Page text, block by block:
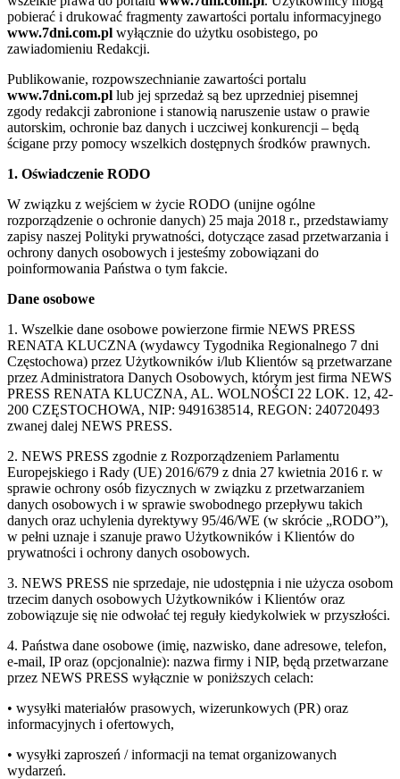
pobierać i drukować fragmenty zawartości portalu informacyjnego
www.7dni.com.pl wyłącznie do użytku osobistego, po
zawiadomieniu Redakcji.
Publikowanie, rozpowszechnianie zawartości portalu
www.7dni.com.pl lub jej sprzedaż są bez uprzedniej pisemnej
zgody redakcji zabronione i stanowią naruszenie ustaw o prawie
autorskim, ochronie baz danych i uczciwej konkurencji – będą
ścigane przy pomocy wszelkich dostępnych środków prawnych.
1. Oświadczenie RODO
W związku z wejściem w życie RODO (unijne ogólne
rozporządzenie o ochronie danych) 25 maja 2018 r., przedstawiamy
zapisy naszej Polityki prywatności, dotyczące zasad przetwarzania i
ochrony danych osobowych i jesteśmy zobowiązani do
poinformowania Państwa o tym fakcie.
Dane osobowe
1. Wszelkie dane osobowe powierzone firmie NEWS PRESS
RENATA KLUCZNA (wydawcy Tygodnika Regionalnego 7 dni
Częstochowa) przez Użytkowników i/lub Klientów są przetwarzane
przez Administratora Danych Osobowych, którym jest firma NEWS
PRESS RENATA KLUCZNA, AL. WOLNOŚCI 22 LOK. 12, 42-
200 CZĘSTOCHOWA, NIP: 9491638514, REGON: 240720493
zwanej dalej NEWS PRESS.
2. NEWS PRESS zgodnie z Rozporządzeniem Parlamentu
Europejskiego i Rady (UE) 2016/679 z dnia 27 kwietnia 2016 r. w
sprawie ochrony osób fizycznych w związku z przetwarzaniem
danych osobowych i w sprawie swobodnego przepływu takich
danych oraz uchylenia dyrektywy 95/46/WE (w skrócie „RODO”),
w pełni uznaje i szanuje prawo Użytkowników i Klientów do
prywatności i ochrony danych osobowych.
3. NEWS PRESS nie sprzedaje, nie udostępnia i nie użycza osobom
trzecim danych osobowych Użytkowników i Klientów oraz
zobowiązuje się nie odwołać tej reguły kiedykolwiek w przyszłości.
4. Państwa dane osobowe (imię, nazwisko, dane adresowe, telefon,
e-mail, IP oraz (opcjonalnie): nazwa firmy i NIP, będą przetwarzane
przez NEWS PRESS wyłącznie w poniższych celach:
• wysyłki materiałów prasowych, wizerunkowych (PR) oraz
informacyjnych i ofertowych,
• wysyłki zaproszeń / informacji na temat organizowanych
wydarzeń.